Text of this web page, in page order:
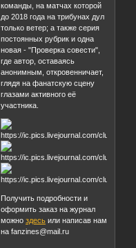
команды, на матчах которой
до 2018 года на трибунах дул
только ветер; а также серия
постоянных рубрик и одна
новая - "Проверка совести",
где автор, оставаясь
анонимным, откровенничает,
глядя на фанатскую сцену
глазами активного её
участника.
Получить подробности и
оформить заказ на журнал
можноздесь или написав нам
на fanzines@mail.ru